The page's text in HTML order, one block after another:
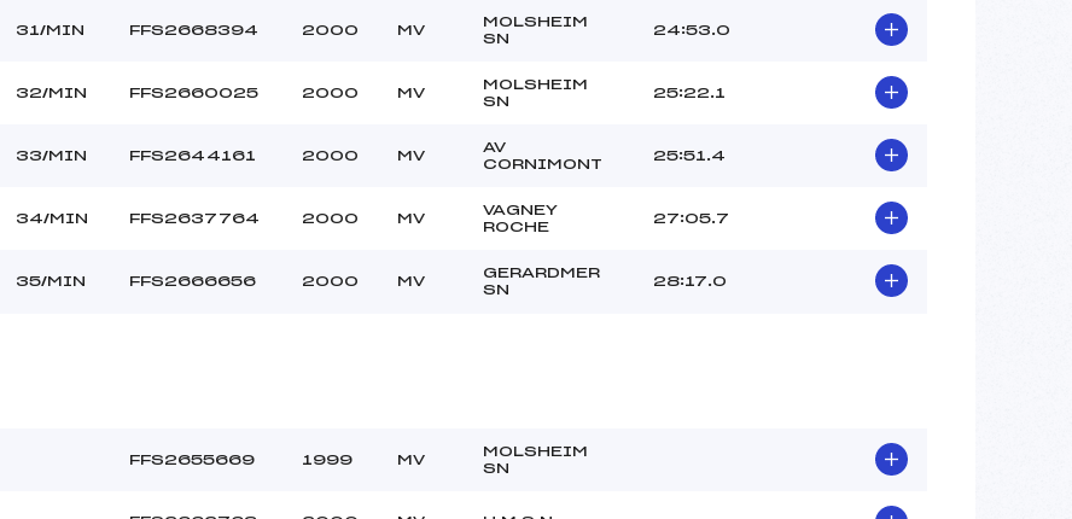
31/MIN FFS2668394 2000 MV
MOLSHEIM
SN
24:53.0
32/MIN FFS2660025 2000 MV
MOLSHEIM
SN
25:22.1
33/MIN FFS2644161 2000 MV
AV
CORNIMONT
25:51.4
34/MIN FFS2637764 2000 MV
VAGNEY
ROCHE
27:05.7
35/MIN FFS2666656 2000 MV
GERARDMER
SN
28:17.0
FFS2655669 1999 MV
MOLSHEIM
SN